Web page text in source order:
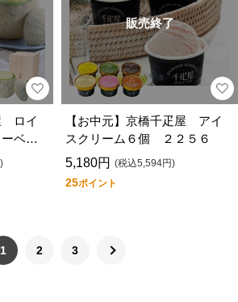
ロイ
ベッ
販売終了
【お中元】京橋千疋屋 アイ
スクリーム６個 ２２５６
5,180円 (税込5,594円)
25ポイント
1 2 3